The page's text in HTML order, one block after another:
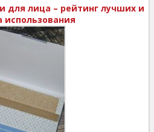
лица – рейтинг лучших и
использования